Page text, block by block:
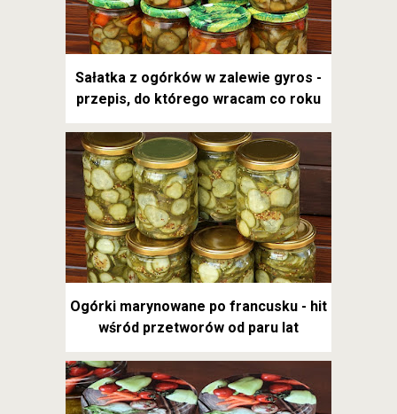
Sałatka z ogórków w zalewie gyros -
przepis, do którego wracam co roku
Ogórki marynowane po francusku - hit
wśród przetworów od paru lat